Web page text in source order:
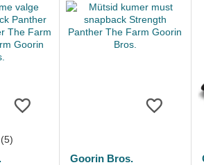
Goorin Bros.